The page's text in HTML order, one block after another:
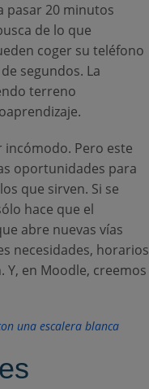
pasar 20 minutos
de lo que
coger su teléfono
segundos. La
terreno
incómodo. Pero este
oportunidades para
que sirven. Si se
hace que el
abre nuevas vías
necesidades, horarios
en Moodle, creemos